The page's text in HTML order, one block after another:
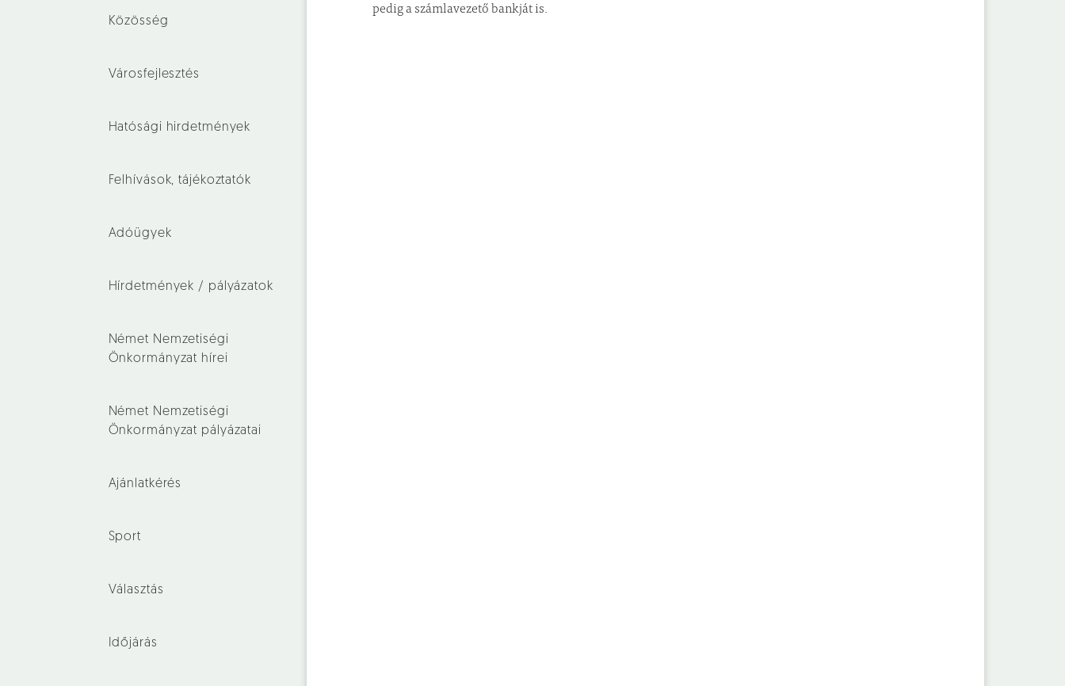
Közösség
Városfejlesztés
Hatósági hirdetmények
Felhívások, tájékoztatók
Adóügyek
Hírdetmények / pályázatok
Német Nemzetiségi
Önkormányzat hírei
Német Nemzetiségi
Önkormányzat pályázatai
Ajánlatkérés
Sport
Választás
Időjárás
pedig a számlavezető bankját is.